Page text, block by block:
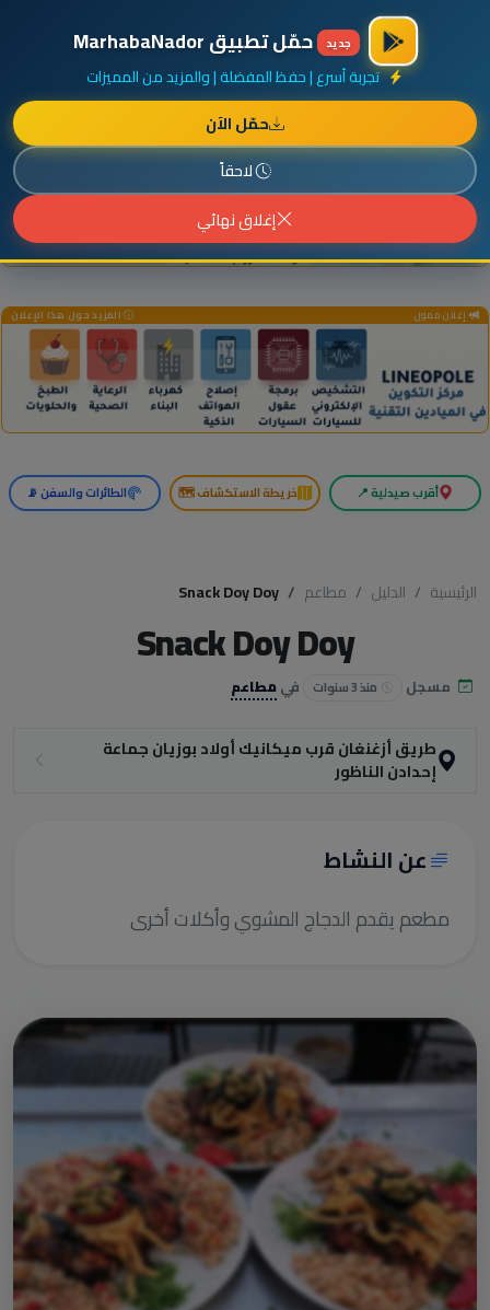
أضف نشاطك مجاناً
جديد حمّل تطبيق MarhabaNador
تجربة أسرع | حفظ المفضلة | والمزيد من المميزات
حمّل الآن
لاحقاً
إغلاق نهائي
إعلان ممول المزيد حول هذا الإعلان
إعلان ممول المزيد حول هذا الإعلان
أقرب صيدلية 📍 خريطة الاستكشاف 🗺️ الطائرات والسفن 📡
الرئيسية الدليل مطاعم Snack Doy Doy
Snack Doy Doy
مسجل منذ 3 سنوات فيمطاعم
طريق أزغنغان قرب ميكانيك أولاد بوزيان جماعة
إحدادن الناظور
عن النشاط
مطعم يقدم الدجاج المشوي وأكلات أخرى